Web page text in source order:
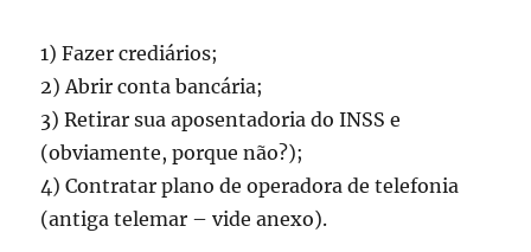
1) Fazer crediários;
2) Abrir conta bancária;
3) Retirar sua aposentadoria do INSS e
(obviamente, porque não?);
4) Contratar plano de operadora de telefonia
(antiga telemar – vide anexo).